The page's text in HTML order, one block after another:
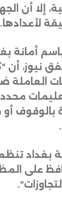
إلا أن
لأعدادها .
أمانة
نيوز، أن
بالوقوف أو
بغداد
على
“.